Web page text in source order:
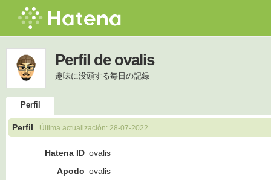
Perfil de ovalis
趣味に没頭する毎日の記録
Perfil
Perfil Última actualización: 28-07-2022
Hatena ID ovalis
Apodo ovalis